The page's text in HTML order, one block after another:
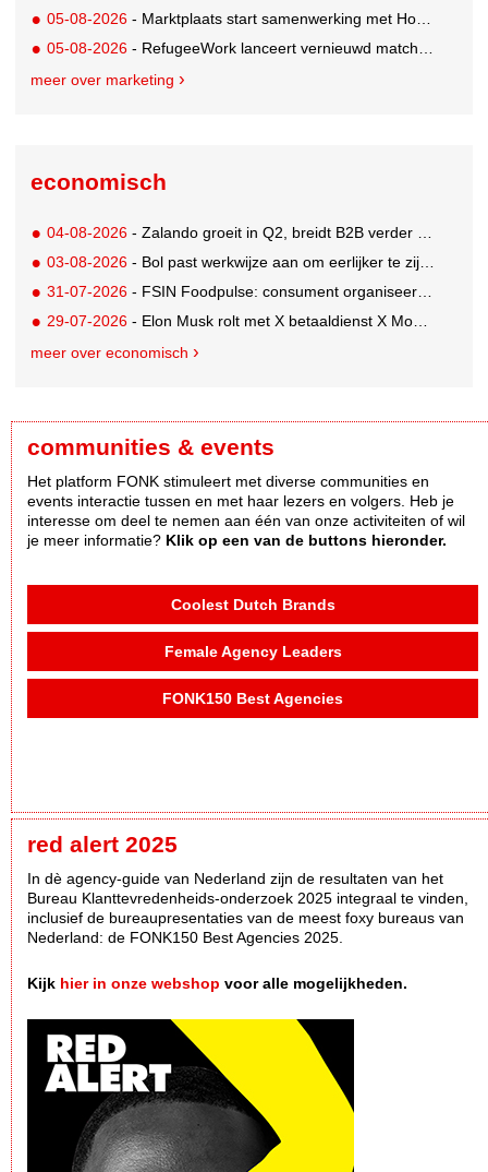
05-08-2026 - Marktplaats start samenwerking met House of Cars
05-08-2026 - RefugeeWork lanceert vernieuwd matchingplatform voor nieuwkomers en werkgevers
meer over marketing
economisch
04-08-2026 - Zalando groeit in Q2, breidt B2B verder uit en innoveert met AI
03-08-2026 - Bol past werkwijze aan om eerlijker te zijn naar verkopers en consumenten
31-07-2026 - FSIN Foodpulse: consument organiseert eet- en koopgedrag bewuster
29-07-2026 - Elon Musk rolt met X betaaldienst X Money uit in VS: zorgen in Washington
meer over economisch
communities & events
Het platform FONK stimuleert met diverse communities en
events interactie tussen en met haar lezers en volgers. Heb je
interesse om deel te nemen aan één van onze activiteiten of wil
je meer informatie? Klik op een van de buttons hieronder.
Coolest Dutch Brands
Female Agency Leaders
FONK150 Best Agencies
red alert 2025
In dè agency-guide van Nederland zijn de resultaten van het
Bureau Klanttevredenheids-onderzoek 2025 integraal te vinden,
inclusief de bureaupresentaties van de meest foxy bureaus van
Nederland: de FONK150 Best Agencies 2025.
Kijk hier in onze webshop voor alle mogelijkheden.